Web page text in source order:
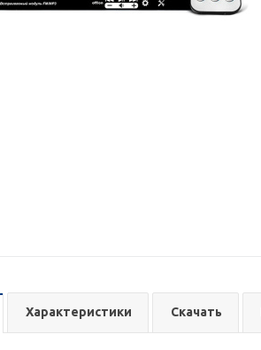
Характеристики Скачать